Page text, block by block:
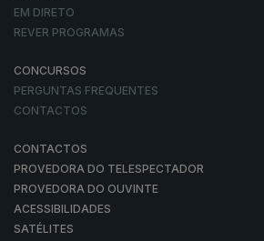
EM DIRETO
REVER PROGRAMAS
CONCURSOS
PERGUNTAS FREQUENTES
CONTACTOS
CONTACTOS
PROVEDORA DO TELESPECTADOR
PROVEDORA DO OUVINTE
ACESSIBILIDADES
SATÉLITES